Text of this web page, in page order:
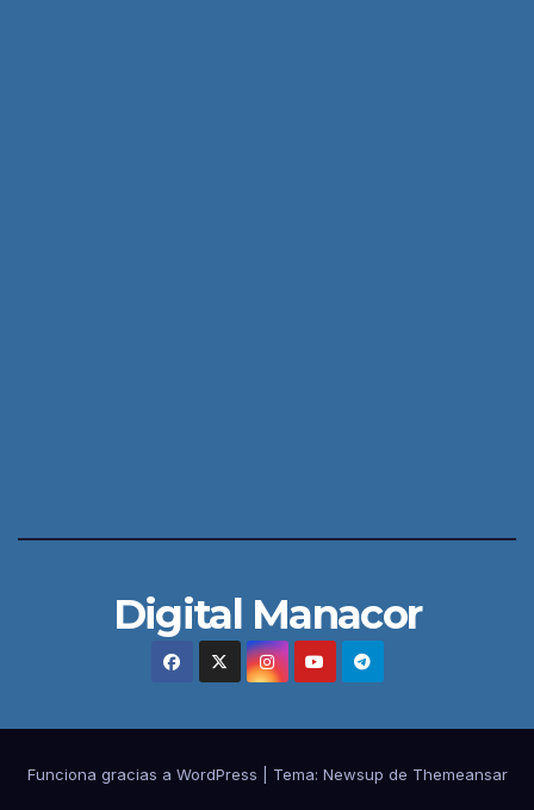
Digital Manacor
Funciona gracias a WordPress Tema: Newsup de Themeansar